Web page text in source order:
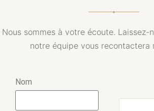
Nous sommes à votre écoute. Laissez-
notre équipe vous recontactera
Nom